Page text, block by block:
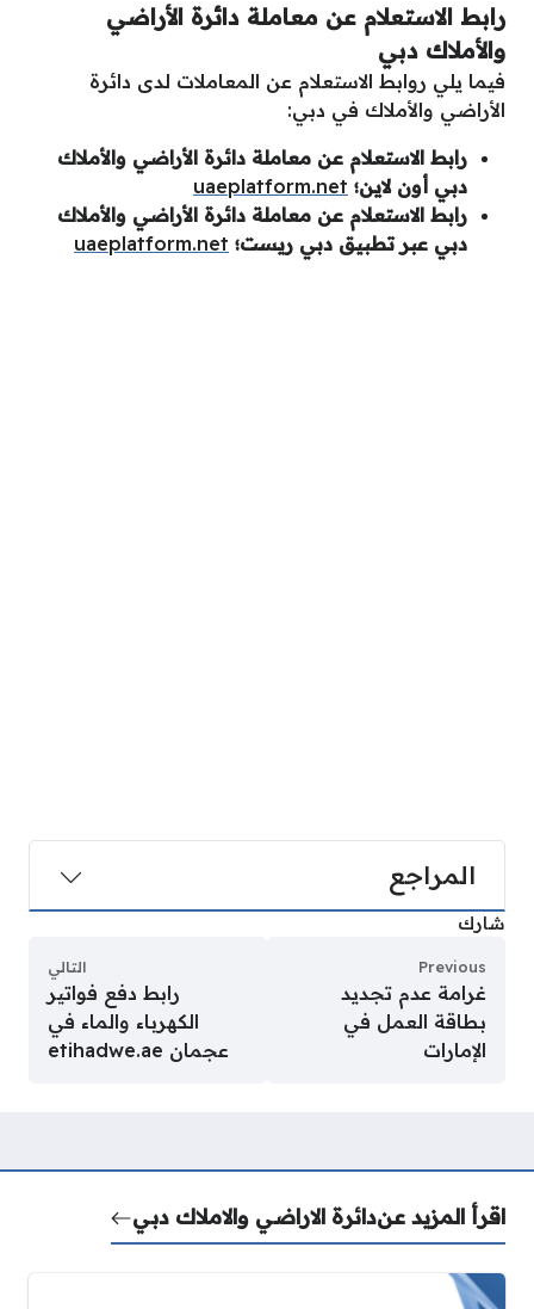
رابط الاستعلام عن معاملة دائرة الأراضي
والأملاك دبي
فيما يلي روابط الاستعلام عن المعاملات لدى دائرة
الأراضي والأملاك في دبي:
رابط الاستعلام عن معاملة دائرة الأراضي والأملاك
دبي أون لاين؛ uaeplatform.net
رابط الاستعلام عن معاملة دائرة الأراضي والأملاك
دبي عبر تطبيق دبي ريست؛ uaeplatform.net
المراجع
شارك
Previous
غرامة عدم تجديد
بطاقة العمل في
الإمارات
التالي
رابط دفع فواتير
الكهرباء والماء في
عجمان etihadwe.ae
اقرأ المزيد عندائرة الاراضي والاملاك دبي